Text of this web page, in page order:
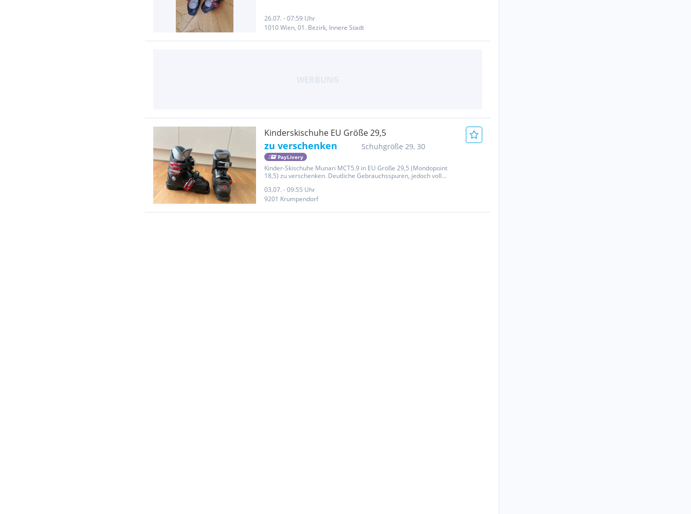
26.07. - 07:59 Uhr
1010 Wien, 01. Bezirk, Innere Stadt
Kinderskischuhe EU Größe 29,5
zu verschenken
PayLivery
Schuhgröße 29, 30
Kinder-Skischuhe Munari MCT5.9 in EU Größe 29,5 (Mondopoint
18,5) zu verschenken. Deutliche Gebrauchsspuren, jedoch voll
03.07. - 09:55 Uhr
9201 Krumpendorf